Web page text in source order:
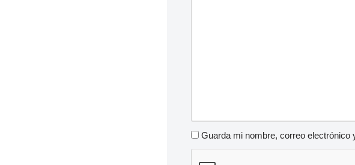
Guarda mi nombre, correo electrónico